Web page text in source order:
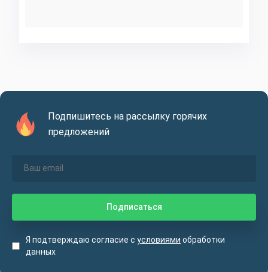
Подпишитесь на рассылку горячих
предложений
Я подтверждаю согласие с условиями обработки
данных